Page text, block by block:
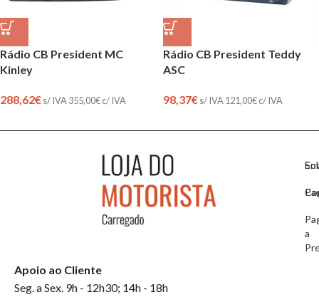
Rádio CB President MC
Kinley
288,62€s/ IVA 355,00€c/ IVA
Rádio CB President Teddy
ASC
98,37€s/ IVA 121,00€c/ IVA
a
Apoio ao Cliente
Seg. a Sex. 9h - 12h30; 14h - 18h